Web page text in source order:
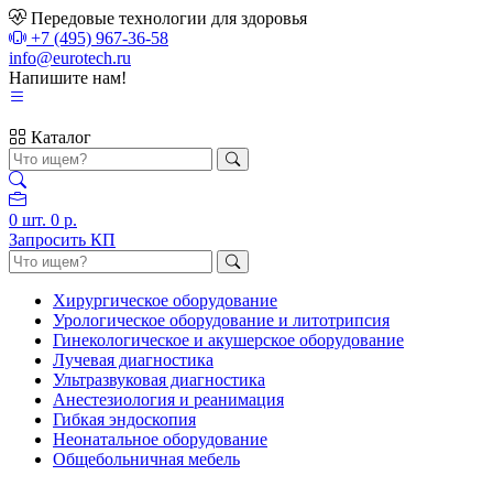
Передовые технологии для здоровья
+7 (495) 967-36-58
info@eurotech.ru
Напишите нам!
Каталог
0 шт. 0 р.
Запросить КП
Хирургическое оборудование
Урологическое оборудование и литотрипсия
Гинекологическое и акушерское оборудование
Лучевая диагностика
Ультразвуковая диагностика
Анестезиология и реанимация
Гибкая эндоскопия
Неонатальное оборудование
Общебольничная мебель